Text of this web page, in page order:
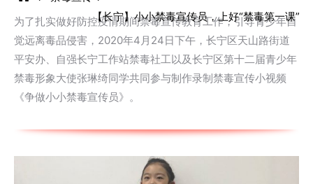
【长宁】小小禁毒宣传员，上好“禁毒第一课”
为了扎实做好防控疫情期间禁毒宣传教育工作，引导青少年自
觉远离毒品侵害，2020年4月24日下午，长宁区天山路街道
平安办、自强长宁工作站禁毒社工以及长宁区第十二届青少年
禁毒形象大使张琳绮同学共同参与制作录制禁毒宣传小视频
《争做小小禁毒宣传员》。